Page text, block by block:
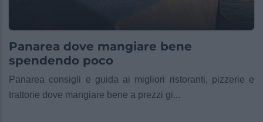
Panarea dove mangiare bene
spendendo poco
Panarea consigli e guida ai migliori ristoranti, pizzerie e
trattorie dove mangiare bene a prezzi gi...